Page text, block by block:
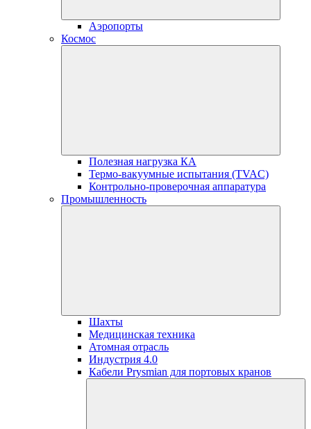
Аэропорты
Космос
Полезная нагрузка КА
Термо-вакуумные испытания (TVAC)
Контрольно-проверочная аппаратура
Промышленность
Шахты
Медицинская техника
Атомная отрасль
Индустрия 4.0
Кабели Prysmian для портовых кранов